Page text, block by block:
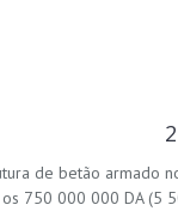
de betão armado
os 750 000 000 DA (5